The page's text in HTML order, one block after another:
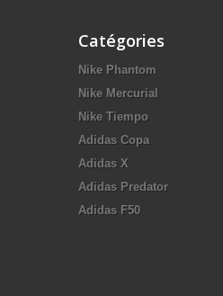
Catégories
Nike Phantom
Nike Mercurial
Nike Tiempo
Adidas Copa
Adidas X
Adidas Predator
Adidas F50